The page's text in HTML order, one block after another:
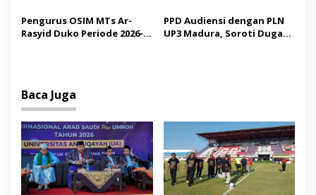
Pendidikan Berbasis
Budaya
Jenazah WNI Asal Aceh di
Malaysia
Pengurus OSIM MTs Ar-
Rasyid Duko Periode 2026-
PPD Audiensi dengan PLN
UP3 Madura, Soroti Dugaan
Baca Juga